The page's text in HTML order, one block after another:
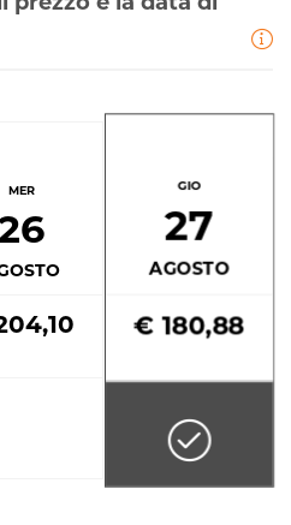
MER GIO
27
AGOSTO
€ 180,88